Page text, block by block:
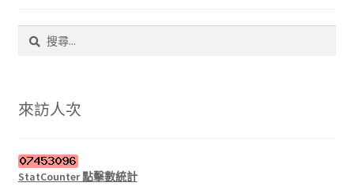
字:
來訪人次
StatCounter 點擊數統計